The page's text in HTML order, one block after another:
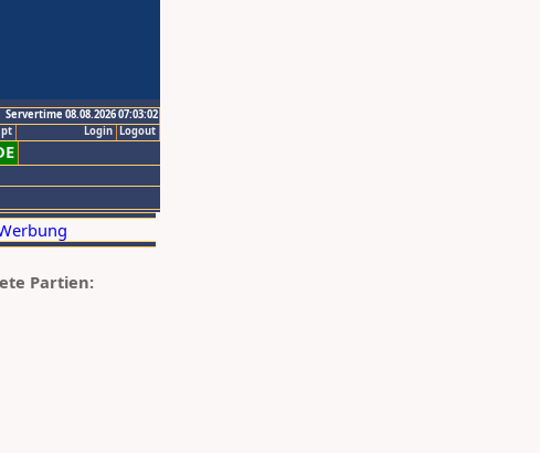
Servertime 08.08.2026 07:03:02
Logout
Login
Partien: